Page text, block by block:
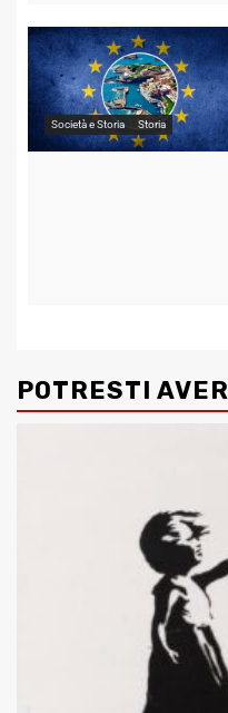
Società e Storia Storia
POTRESTI